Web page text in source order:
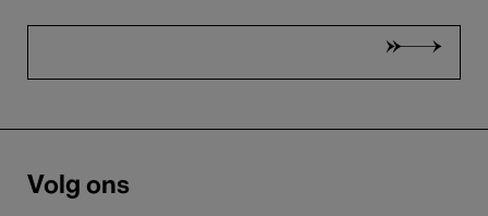
Volg ons